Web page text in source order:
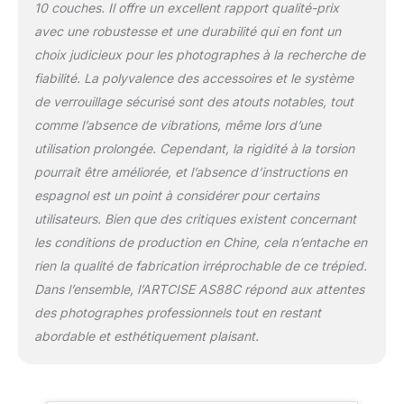
carbone avec un bol de
nivellement de 75 mm
offrant une large base
pour niveler et équilibrer
votre tête/appareil photo.
Plus surprenant, il vous
permet également de
régler l'appareil photo
immédiatement. Prise de
trépied dispose d'une
hauteur minimale de 9,9
cm lorsqu'il est étendu et
d'une hauteur maximale
est réglable
indépendamment en
longueur et en angle et
10 couches. Il offre un excellent rapport qualité-prix
avec une robustesse et une durabilité qui en font un
choix judicieux pour les photographes à la recherche de
fiabilité. La polyvalence des accessoires et le système
de verrouillage sécurisé sont des atouts notables, tout
comme l’absence de vibrations, même lors d’une
utilisation prolongée. Cependant, la rigidité à la torsion
pourrait être améliorée, et l’absence d’instructions en
espagnol est un point à considérer pour certains
utilisateurs. Bien que des critiques existent concernant
les conditions de production en Chine, cela n’entache en
rien la qualité de fabrication irréprochable de ce trépied.
Dans l’ensemble, l’ARTCISE AS88C répond aux attentes
des photographes professionnels tout en restant
abordable et esthétiquement plaisant.